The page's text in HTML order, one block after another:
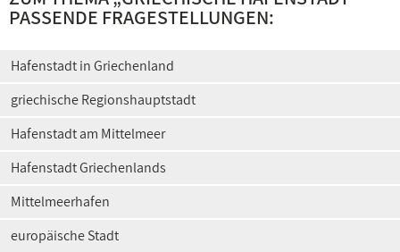
PASSENDE FRAGESTELLUNGEN:
Hafenstadt in Griechenland
griechische Regionshauptstadt
Hafenstadt am Mittelmeer
Hafenstadt Griechenlands
Mittelmeerhafen
europäische Stadt